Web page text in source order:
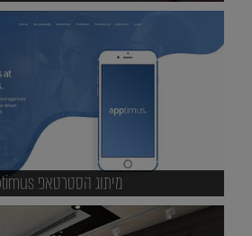
מיתוג הסטרטאפ Apptimus